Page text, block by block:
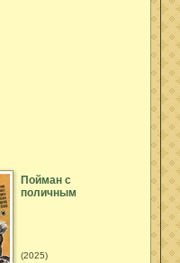
Пойман с
поличным
(2025)